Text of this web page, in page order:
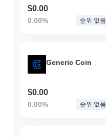
$0.00
0.00% 순위 없음
Generic Coin
$0.00
0.00% 순위 없음